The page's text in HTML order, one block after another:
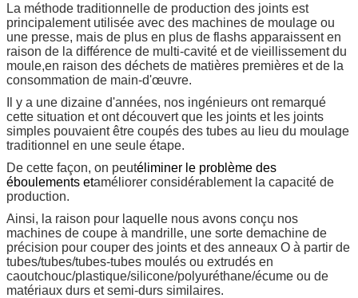
La méthode traditionnelle de production des joints est
principalement utilisée avec des machines de moulage ou
une presse, mais de plus en plus de flashs apparaissent en
raison de la différence de multi-cavité et de vieillissement du
moule,en raison des déchets de matières premières et de la
consommation de main-d'œuvre.
Il y a une dizaine d'années, nos ingénieurs ont remarqué
cette situation et ont découvert que les joints et les joints
simples pouvaient être coupés des tubes au lieu du moulage
traditionnel en une seule étape.
De cette façon, on peutéliminer le problème des
éboulements etaméliorer considérablement la capacité de
production.
Ainsi, la raison pour laquelle nous avons conçu nos
machines de coupe à mandrille, une sorte demachine de
précision pour couper des joints et des anneaux O à partir de
tubes/tubes/tubes-tubes moulés ou extrudés en
caoutchouc/plastique/silicone/polyuréthane/écume ou de
matériaux durs et semi-durs similaires.